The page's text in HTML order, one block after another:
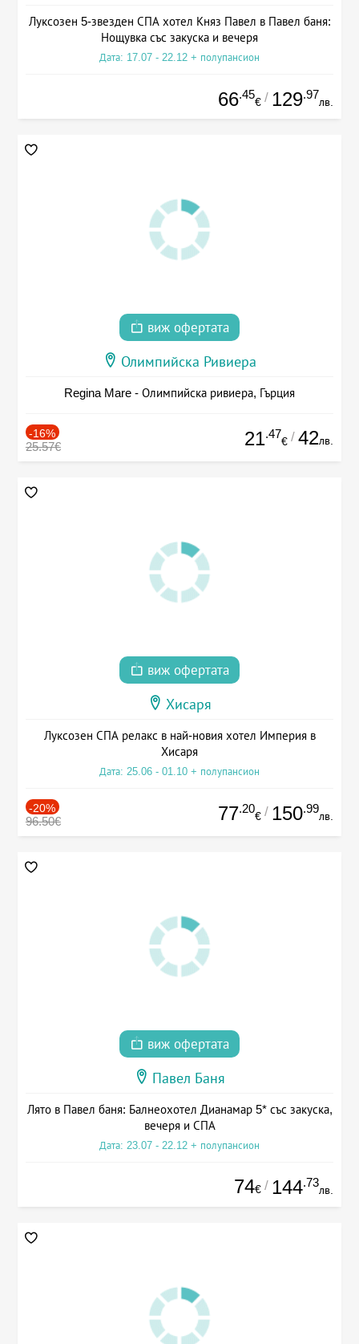
Луксозен 5-звезден СПА хотел Княз Павел в Павел баня:
Нощувка със закуска и вечеря
Дата: 17.07 - 22.12 + полупансион
66.45
€ / 129.97
лв.
виж офертата
Олимпийска Ривиера
Regina Mare - Олимпийска ривиера, Гърция
-16%
25.57€ 21.47
€ / 42лв.
виж офертата
Хисаря
Луксозен СПА релакс в най-новия хотел Империя в
Хисаря
Дата: 25.06 - 01.10 + полупансион
-20%
96.50€ 77.20
€ / 150.99
лв.
виж офертата
Павел Баня
Лято в Павел баня: Балнеохотел Дианамар 5* със закуска,
вечеря и СПА
Дата: 23.07 - 22.12 + полупансион
74€ / 144.73
лв.